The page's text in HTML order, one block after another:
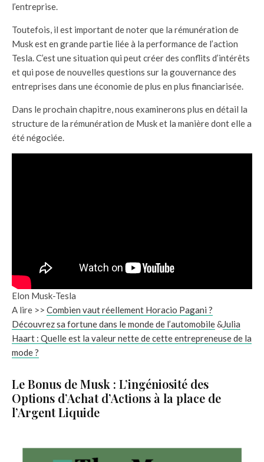
l’entreprise.
Toutefois, il est important de noter que la rémunération de
Musk est en grande partie liée à la performance de l’action
Tesla. C’est une situation qui peut créer des conflits d’intérêts
et qui pose de nouvelles questions sur la gouvernance des
entreprises dans une économie de plus en plus financiarisée.
Dans le prochain chapitre, nous examinerons plus en détail la
structure de la rémunération de Musk et la manière dont elle a
été négociée.
Elon Musk-Tesla
A lire >> Combien vaut réellement Horacio Pagani ?
Découvrez sa fortune dans le monde de l’automobile&Julia
Haart : Quelle est la valeur nette de cette entrepreneuse de la
mode ?
Le Bonus de Musk : L’ingéniosité des
Options d’Achat d’Actions à la place de
l’Argent Liquide